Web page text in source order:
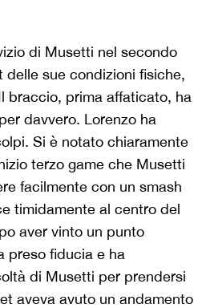
di Musetti nel secondo
sue condizioni fisiche,
braccio, prima affaticato, ha
davvero. Lorenzo ha
Si è notato chiaramente
terzo game che Musetti
facilmente con un smash
timidamente al centro del
aver vinto un punto
preso fiducia e ha
di Musetti per prendersi
aveva avuto un andamento